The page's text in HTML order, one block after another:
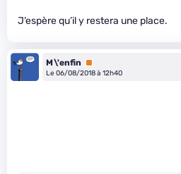
J’espère qu’il y restera une place.
M\'enfin
Premium
Le 06/08/2018 à 12h40